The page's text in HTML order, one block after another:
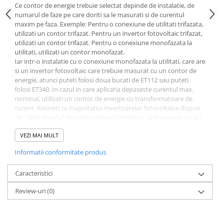
Accesorii
Monitorizare si control
Convertoare DC - DC
Invertoare Off-grid
Incarcatoare de retea
Acumulatori de stocare
Componente sisteme de balcon
Iluminat solar
Acumulatori Standard Plumb
Acumulatori Litiu
Acumulatori Gel
Acumulatori Moto
Electronice
Ce contor de energie trebuie selectat depinde de instalatie, de
numarul de faze pe care doriti sa le masurati si de curentul
maxim pe faza. Exemple: Pentru o conexiune de utilitati trifazata,
utilizati un contor trifazat. Pentru un invertor fotovoltaic trifazat,
utilizati un contor trifazat. Pentru o conexiune monofazata la
utilitati, utilizati un contor monofazat.
Iar intr-o instalatie cu o conexiune monofazata la utilitati, care are
si un invertor fotovoltaic care trebuie masurat cu un contor de
energie, atunci puteti folosi doua bucati de ET112 sau puteti
folosi ET340. In cazul in care aplicatia depaseste curentul max.
nominal, utilizati un contor de energie cu transformatoare de
curent. Retineti ca majoritatea invertoarelor fotovoltaice dispun
nevoie ca iesirea lor sa fie masurata de un contor de energie.
VEZI MAI MULT
Informatii conformitate produs
Caracteristici
Review-uri(0)